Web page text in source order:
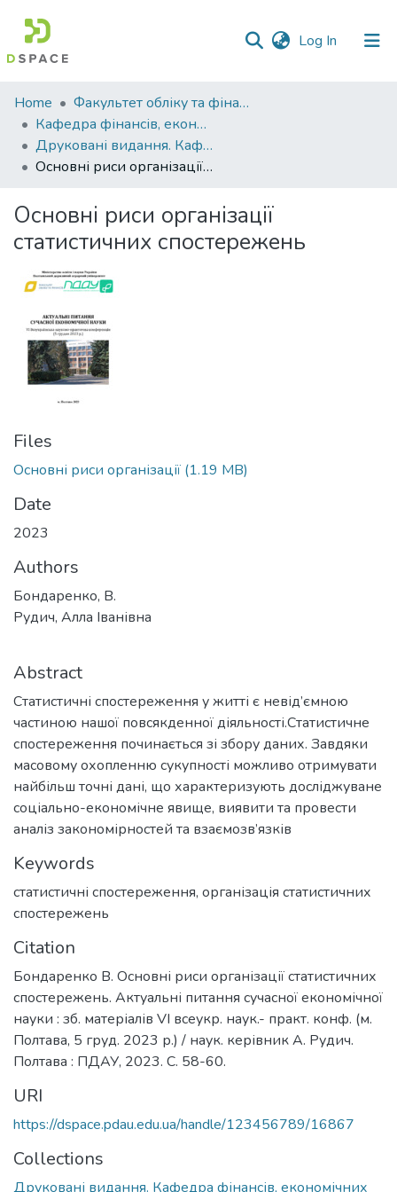
Log In (current)
Communities
&
Collections
All of DSpace
Statistics
Home
Факультет обліку та фінансів
Кафедра фінансів, економічних досліджень і туризму
Друковані видання. Кафедра фінансів, економічних досліджень і туризму
Основні риси організації статистичних спостережень
Основні риси організації
статистичних спостережень
Files
Основні риси організації (1.19 MB)
Date
2023
Authors
Бондаренко, В.
Рудич, Алла Іванівна
Abstract
Статистичні спостереження у житті є невід’ємною
частиною нашої повсякденної діяльності.Статистичне
спостереження починається зі збору даних. Завдяки
масовому охопленню сукупності можливо отримувати
найбільш точні дані, що характеризують досліджуване
соціально-економічне явище, виявити та провести
аналіз закономірностей та взаємозв’язків
Keywords
статистичні спостереження, організація статистичних
спостережень
Citation
Бондаренко В. Основні риси організації статистичних
спостережень. Актуальні питання сучасної економічної
науки : зб. матеріалів VІ всеукр. наук.- практ. конф. (м.
Полтава, 5 груд. 2023 р.) / наук. керівник А. Рудич.
Полтава : ПДАУ, 2023. С. 58-60.
URI
https://dspace.pdau.edu.ua/handle/123456789/16867
Collections
Друковані видання. Кафедра фінансів, економічних